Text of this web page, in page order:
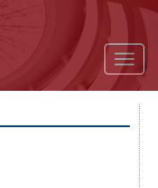
Toggle